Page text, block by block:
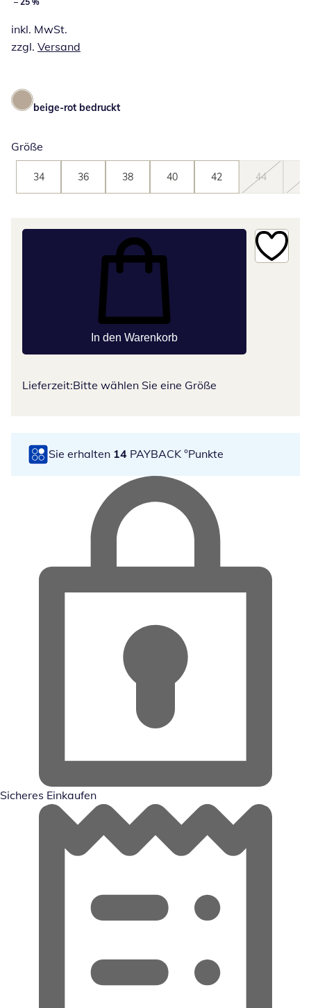
inkl. MwSt.
zzgl. Versand
beige-rot bedruckt
Größe
34 36 38 40 42 44
In den Warenkorb
Lieferzeit:Bitte wählen Sie eine Größe
Sie erhalten 14 PAYBACK °Punkte
Sicheres Einkaufen